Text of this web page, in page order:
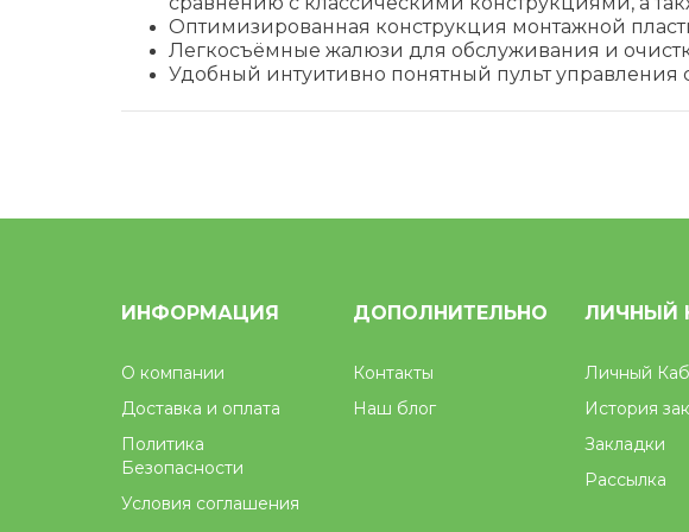
Оптимизированная конструкция монтажной
Легкосъёмные жалюзи для обслуживания и
Удобный интуитивно понятный пульт
ИНФОРМАЦИЯ
О компании
Доставка и оплата
Политика
Безопасности
Условия соглашения
ДОПОЛНИТЕЛЬНО
Контакты
Наш блог
ЛИЧНЫЙ
Личный
История
Закладки
Рассылка